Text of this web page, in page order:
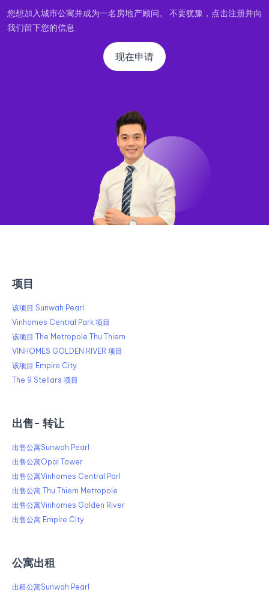
您想加入城市公寓并成为一名房地产顾问。 不要犹豫，点击注册并向
我们留下您的信息
现在申请
项目
该项目 Sunwah Pearl
Vinhomes Central Park 项目
该项目 The Metropole Thu Thiem
VINHOMES GOLDEN RIVER 项目
该项目 Empire City
The 9 Stellars 项目
出售​​- 转让
出售公寓Sunwah Pearl
出售公寓Opal Tower
出售公寓Vinhomes Central Parl
出售公寓 Thu Thiem Metropole
出售公寓Vinhomes Golden River
出售公寓 Empire City
公寓出租
出租公寓Sunwah Pearl